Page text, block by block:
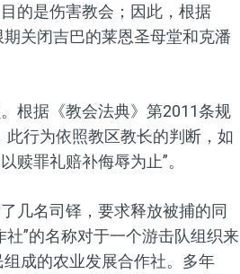
的是伤害教会 ； 因此， 根据
关闭吉巴的莱恩圣母堂和克潘
根据《教会法典》第2011条规
行为依照教区教长的判断，如
赎罪礼赔补侮辱为止”。
几名司铎，要求释放被捕的同
”的名称对于一个游击队组织来
成的农业发展合作社。多年